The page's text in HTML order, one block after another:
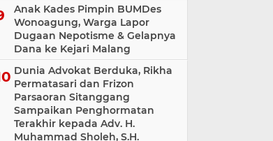
Anak Kades Pimpin BUMDes
Wonoagung, Warga Lapor
Dugaan Nepotisme & Gelapnya
Dana ke Kejari Malang
Dunia Advokat Berduka, Rikha
Permatasari dan Frizon
Parsaoran Sitanggang
Sampaikan Penghormatan
Terakhir kepada Adv. H.
Muhammad Sholeh, S.H.